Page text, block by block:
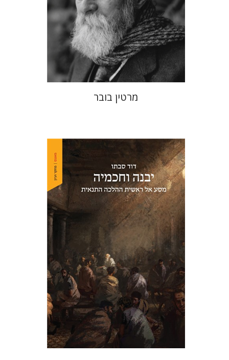
הנחת אתר ספר מודפס
$35
$32
מרטין בובר
דוד סבתו
הנחת אתר ספר מודפס
$46
$41